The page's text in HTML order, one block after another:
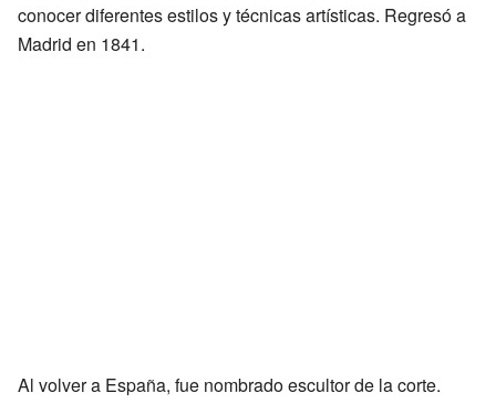
conocer diferentes estilos y técnicas artísticas. Regresó a
Madrid en 1841.
Al volver a España, fue nombrado escultor de la corte.